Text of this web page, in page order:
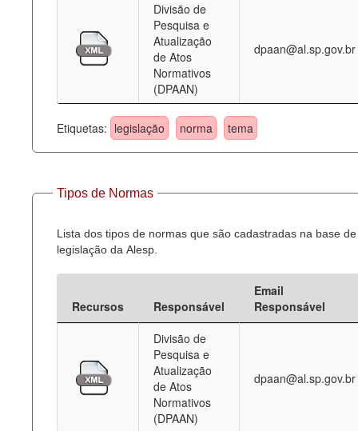
Divisão de
Pesquisa e
Atualização
de Atos
Normativos
(DPAAN)
dpaan@al.sp.gov.br
Etiquetas: legislação norma tema
Tipos de Normas
Lista dos tipos de normas que são cadastradas na base de
legislação da Alesp.
Recursos Responsável
Email
Responsável
Divisão de
Pesquisa e
Atualização
de Atos
Normativos
(DPAAN)
dpaan@al.sp.gov.br